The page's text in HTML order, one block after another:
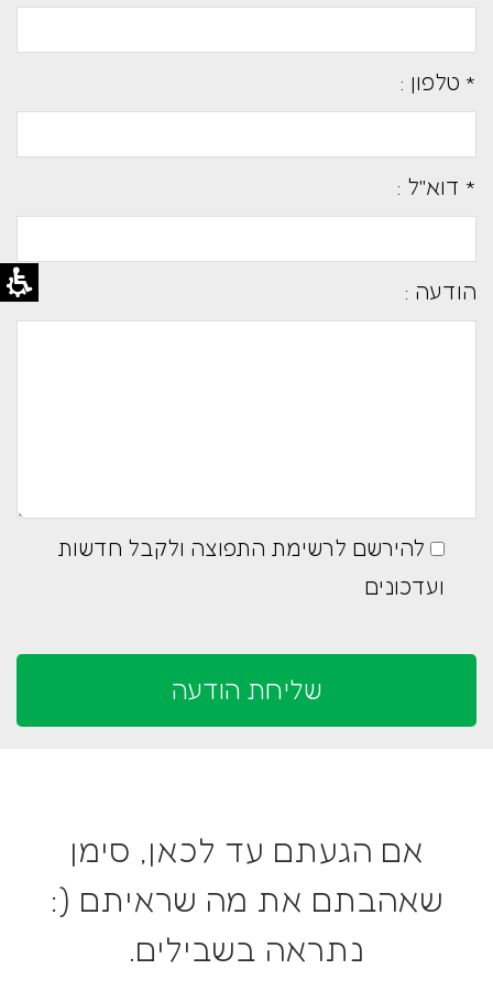
* טלפון :
* דוא''ל :
הודעה :
להירשם לרשימת התפוצה ולקבל חדשות
ועדכונים
אם הגעתם עד לכאן, סימן
שאהבתם את מה שראיתם (:
נתראה בשבילים.